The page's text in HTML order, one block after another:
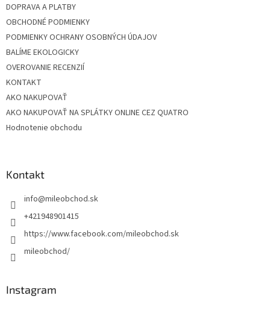
DOPRAVA A PLATBY
OBCHODNÉ PODMIENKY
PODMIENKY OCHRANY OSOBNÝCH ÚDAJOV
BALÍME EKOLOGICKY
OVEROVANIE RECENZIÍ
KONTAKT
AKO NAKUPOVAŤ
AKO NAKUPOVAŤ NA SPLÁTKY ONLINE CEZ QUATRO
Hodnotenie obchodu
Kontakt
info@mileobchod.sk
+421948901415
https://www.facebook.com/mileobchod.sk
mileobchod/
Instagram